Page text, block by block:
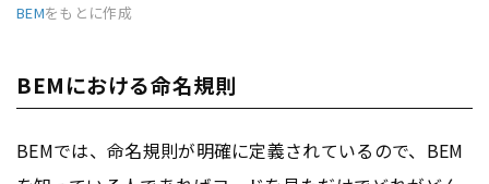
BEMをもとに作成
BEMにおける命名規則
BEMでは、命名規則が明確に定義されているので、BEM